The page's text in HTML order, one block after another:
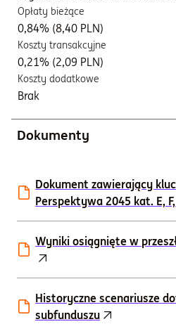
Opłaty bieżące
0,84% (8,40 PLN)
Koszty transakcyjne
0,21% (2,09 PLN)
Koszty dodatkowe
Brak
Dokumenty
Dokument zawierający
Perspektywa 2045 kat. E,
Wyniki osiągnięte w
Historyczne scenariusze
subfunduszu